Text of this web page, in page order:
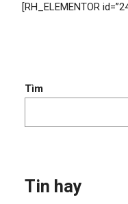
[RH_ELEMENTOR
Tìm
Tin hay